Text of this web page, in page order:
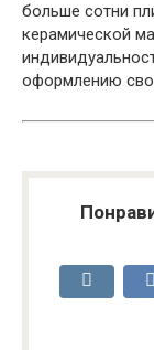
больше сотни
керамической
оформлению